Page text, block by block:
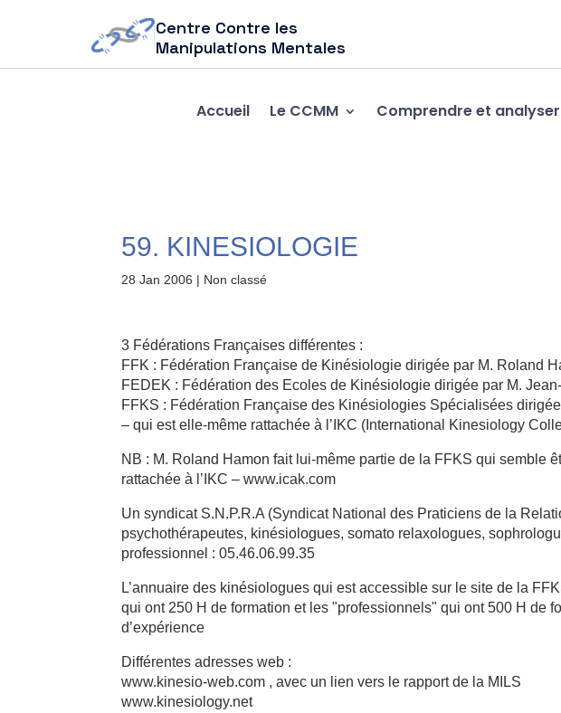
Centre Contre les
Manipulations Mentales
Accueil Le CCMM Comprendre et analyser
59. KINESIOLOGIE
28 Jan 2006 | Non classé
3 Fédérations Françaises différentes :
FFK : Fédération Française de Kinésiologie dirigée par M. Roland
FEDEK : Fédération des Ecoles de Kinésiologie dirigée par M.
FFKS : Fédération Française des Kinésiologies Spécialisées
– qui est elle-même rattachée à l’IKC (International Kinesiology
NB : M. Roland Hamon fait lui-même partie de la FFKS qui semble
rattachée à l’IKC – www.icak.com
Un syndicat S.N.P.R.A (Syndicat National des Praticiens de la
psychothérapeutes, kinésiologues, somato relaxologues,
professionnel : 05.46.06.99.35
L’annuaire des kinésiologues qui est accessible sur le site de la
qui ont 250 H de formation et les "professionnels" qui ont 500 H de
d’expérience
Différentes adresses web :
www.kinesio-web.com , avec un lien vers le rapport de la MILS
www.kinesiology.net